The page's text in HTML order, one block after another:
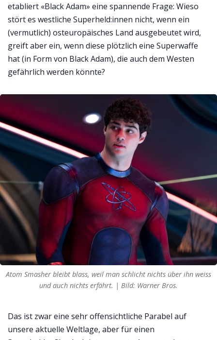
etabliert «Black Adam» eine spannende Frage: Wieso
stört es westliche Superheld:innen nicht, wenn ein
(vermutlich) osteuropäisches Land ausgebeutet wird,
greift aber ein, wenn diese plötzlich eine Superwaffe
hat (in Form von Black Adam), die auch dem Westen
gefährlich werden könnte?
Atom Smasher bleibt blass, weil man schlicht nichts über ihn weiss
und auch nichts erfährt. | Bild: Warner Bros.
Das ist zwar eine sehr offensichtliche Parabel auf
unsere aktuelle Weltlage, aber für einen